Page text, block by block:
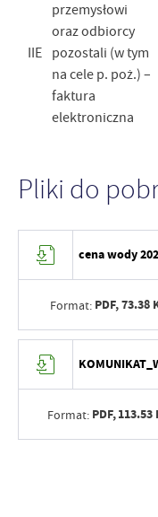
IIE
przemysłowi
oraz odbiorcy
pozostali (w tym
na cele p. poż.) –
faktura
elektroniczna
Pliki do
cena wody
Format: PDF,73.38
Format: PDF,113.53